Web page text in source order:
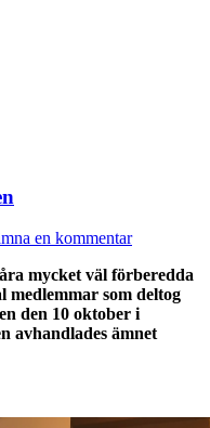
en kommentar
mycket väl förberedda
medlemmar som deltog
den 10 oktober i
avhandlades ämnet